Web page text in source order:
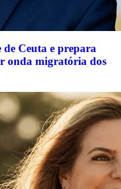
Ceuta e prepara
onda migratória dos